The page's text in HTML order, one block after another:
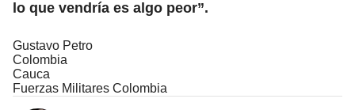
lo que vendría es algo peor”.
Gustavo Petro
Colombia
Cauca
Fuerzas Militares Colombia